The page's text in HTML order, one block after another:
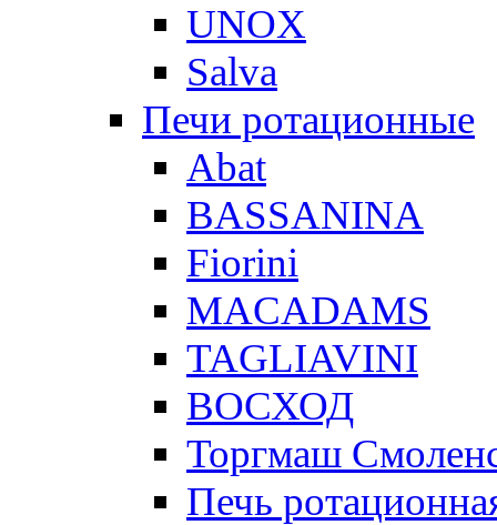
UNOX
Salva
Печи ротационные
Abat
BASSANINA
Fiorini
MACADAMS
TAGLIAVINI
ВОСХОД
Торгмаш
Печь